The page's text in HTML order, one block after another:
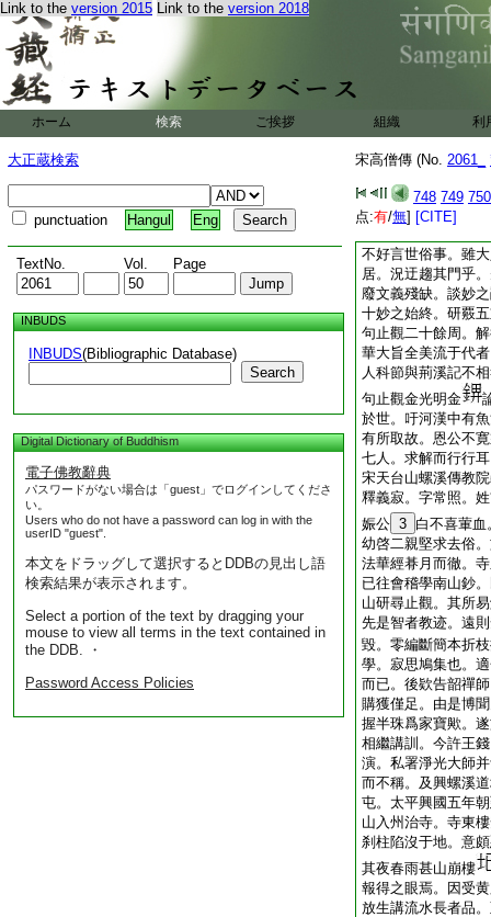
Link to the version 2015 Link to the version 2018
ホーム 検索 ご挨拶 組織 利
大正蔵検索
punctuation Hangul Eng
TextNo. Vol. Page
INBUDS
INBUDS(Bibliographic Database)
Search
Digital Dictionary of Buddhism
電子佛教辭典
パスワードがない場合は「guest」でログインしてくださ
い。
Users who do not have a password can log in with the
userID "guest".
本文をドラッグして選択するとDDBの見出し語
検索結果が表示されます。
Select a portion of the text by dragging your
mouse to view all terms in the text contained in
the DDB. ・
Password Access Policies
宋高僧傳 (No. 2061_
748 749 750
点:有/無] [CITE]
偃等。皆聞空中絲
鈴鐸。漸久漸遠依
1
西域法焚獲舍利青
謹重一食。不離衣
有晩飮薯
蕷湯
布薩。則
洒不
生感祥可見者往往
賢不肖。悉示以一
不好言世俗事。雖
居。況迂趨其門乎
廢文義殘缺。談妙
十妙之始終。研覈
句止觀二十餘周。
華大旨全美流于代
人科節與荊溪記不
句止觀金光明金
於世。吁河漢中有
有所取故。恩公不
七人。求解而行行耳
宋天台山螺溪傳教
釋義寂。字常照。
娠公 3 白不喜葷
幼啓二親堅求去俗
法華經朞月而徹。
已往會稽學南山鈔
山研尋止觀。其所
先是智者教迹。遠
毀。零編斷簡本折
學。寂思鳩集也。
而已。後欵告韶禪
購獲僅足。由是博
握半珠爲家寶歟。
相繼講訓。今許王
演。私署淨光大師
而不稱。及興螺溪
屯。太平興國五年
山入州治寺。寺東
刹柱陷沒于地。意
其夜春雨甚山崩樓
報得之眼焉。因受
放生講流水長者品